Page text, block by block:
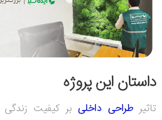
داستان این پروژه
تاثیرطراحی داخلی بر کیفیت